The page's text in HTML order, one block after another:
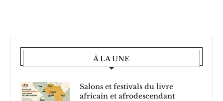
À LA UNE
Salons et festivals du livre
africain et afrodescendant